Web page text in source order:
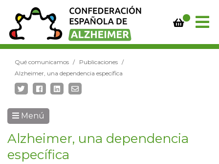
Qué comunicamos
Publicaciones
Alzheimer, una dependencia específica
Menú
Alzheimer, una dependencia
específica